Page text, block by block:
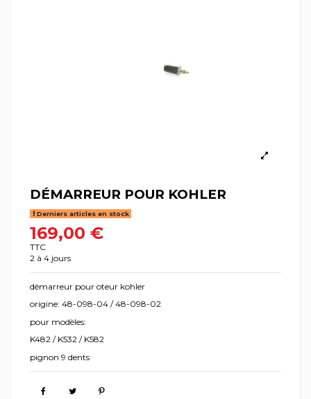
DÉMARREUR POUR KOHLER
Derniers articles en stock
169,00 €
TTC
2 à 4 jours
démarreur pour oteur kohler
origine: 48-098-04 / 48-098-02
pour modèles:
K482 / K532 / K582
pignon 9 dents